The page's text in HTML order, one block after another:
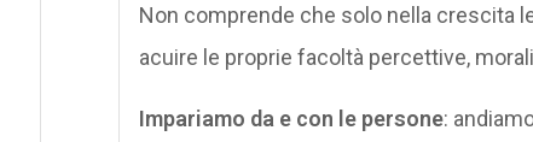
Non comprende che solo nella crescita
acuire le proprie facoltà percettive,
Impariamo da e con le persone: